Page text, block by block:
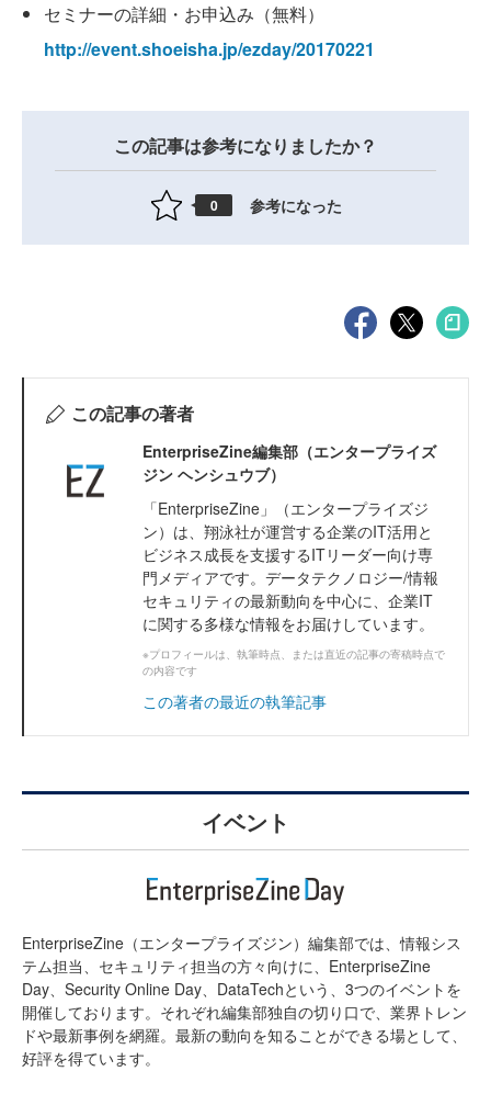
セミナーの詳細・お申込み（無料）
http://event.shoeisha.jp/ezday/20170221
この記事は参考になりましたか？
0 参考になった
この記事の著者
EnterpriseZine編集部（エンタープライズ
ジン ヘンシュウブ）
「EnterpriseZine」（エンタープライズジ
ン）は、翔泳社が運営する企業のIT活用と
ビジネス成長を支援するITリーダー向け専
門メディアです。データテクノロジー/情報
セキュリティの最新動向を中心に、企業IT
に関する多様な情報をお届けしています。
※プロフィールは、執筆時点、または直近の記事の寄稿時点で
の内容です
この著者の最近の執筆記事
イベント
EnterpriseZine（エンタープライズジン）編集部では、情報シス
テム担当、セキュリティ担当の方々向けに、EnterpriseZine
Day、Security Online Day、DataTechという、3つのイベントを
開催しております。それぞれ編集部独自の切り口で、業界トレン
ドや最新事例を網羅。最新の動向を知ることができる場として、
好評を得ています。